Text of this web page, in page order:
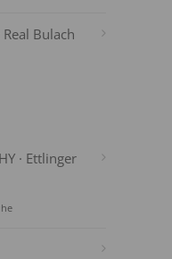
Bulach
· Ettlinger